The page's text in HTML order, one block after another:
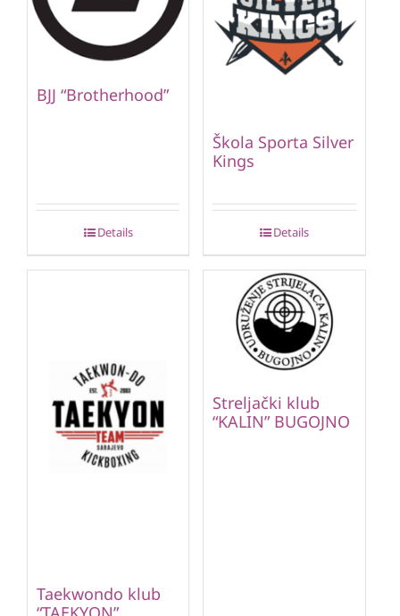
BJJ “Brotherhood”
Details
Škola Sporta Silver
Kings
Details
Taekwondo klub
Streljački klub
“KALIN” BUGOJNO